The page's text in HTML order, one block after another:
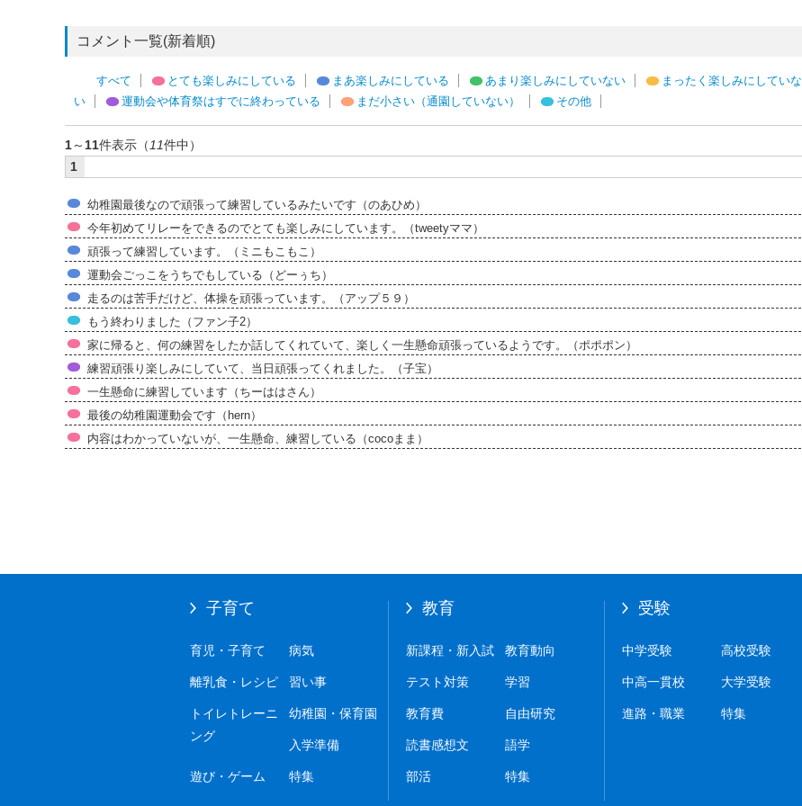
コメント一覧(新着順)
すべて とても楽しみにしている まあ楽しみにしている あまり楽しみにしていない
まったく楽しみにしていな
い
運動会や体育祭はすでに終わっている まだ小さい（通園していない） その他
1～ 11件表示（ 11件中）
1
幼稚園最後なので頑張って練習しているみたいです（のあひめ）
今年初めてリレーをできるのでとても楽しみにしています。（tweetyママ）
頑張って練習しています。（ミニもこもこ）
運動会ごっこをうちでもしている（どーぅち）
走るのは苦手だけど、体操を頑張っています。（アップ５９）
もう終わりました（ファン子2）
家に帰ると、何の練習をしたか話してくれていて、楽しく一生懸命頑張っているようです。（ポポポン）
練習頑張り楽しみにしていて、当日頑張ってくれました。（子宝）
一生懸命に練習しています（ちーははさん）
最後の幼稚園運動会です（hern）
内容はわかっていないが、一生懸命、練習している（cocoまま）
子育て
育児・子育て 病気
離乳食・レシピ 習い事
トイレトレーニ
ング
幼稚園・保育園
入学準備
遊び・ゲーム 特集
教育
新課程・新入試 教育動向
テスト対策 学習
教育費 自由研究
読書感想文 語学
部活 特集
受験
中学受験 高校受験
中高一貫校 大学受験
進路・職業 特集